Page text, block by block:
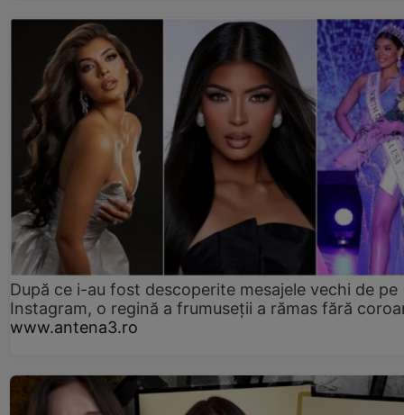
După ce i-au fost descoperite mesajele vechi de pe
Instagram, o regină a frumuseții a rămas fără
www.antena3.ro